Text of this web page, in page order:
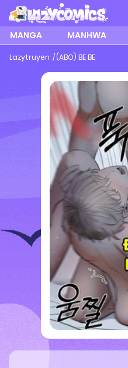
MANGA MANHWA
Lazytruyen (ABO) BE BE